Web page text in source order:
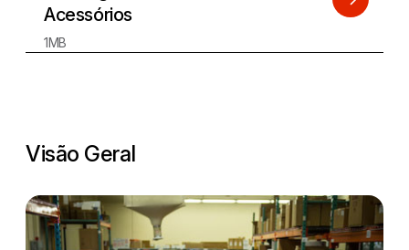
Acessórios
1MB
Visão Geral